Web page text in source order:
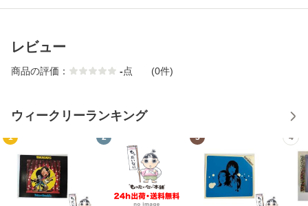
レビュー
商品の評価： -点 (0件)
ウィークリーランキング
1 2 3 4